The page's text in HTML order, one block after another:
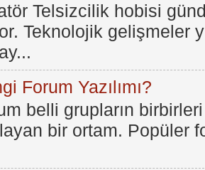
Telsizcilik hobisi
Teknolojik gelişmeler
Forum Yazılımı?
belli grupların
bir ortam. Popüler